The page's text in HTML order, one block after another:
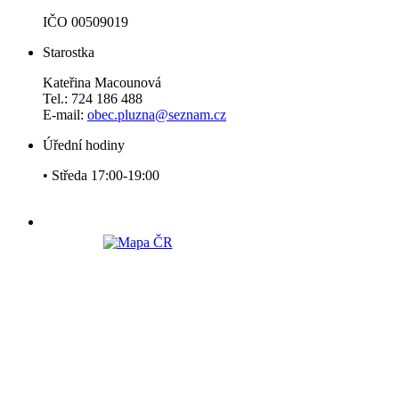
IČO 00509019
Starostka
Kateřina Macounová
Tel.: 724 186 488
E-mail: obec.pluzna@seznam.cz
Úřední hodiny
• Středa 17:00-19:00